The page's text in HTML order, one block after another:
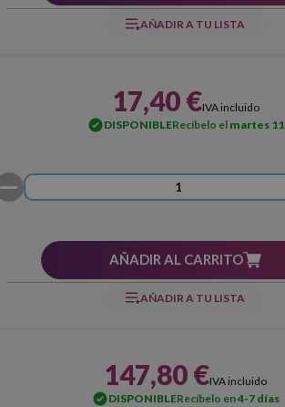
AÑADIR A TU LISTA
17,40 €IVA incluido
DISPONIBLERecíbelo el martes 11
AÑADIR AL CARRITO
AÑADIR A TU LISTA
147,80 €IVA incluido
DISPONIBLERecíbelo en4-7 días